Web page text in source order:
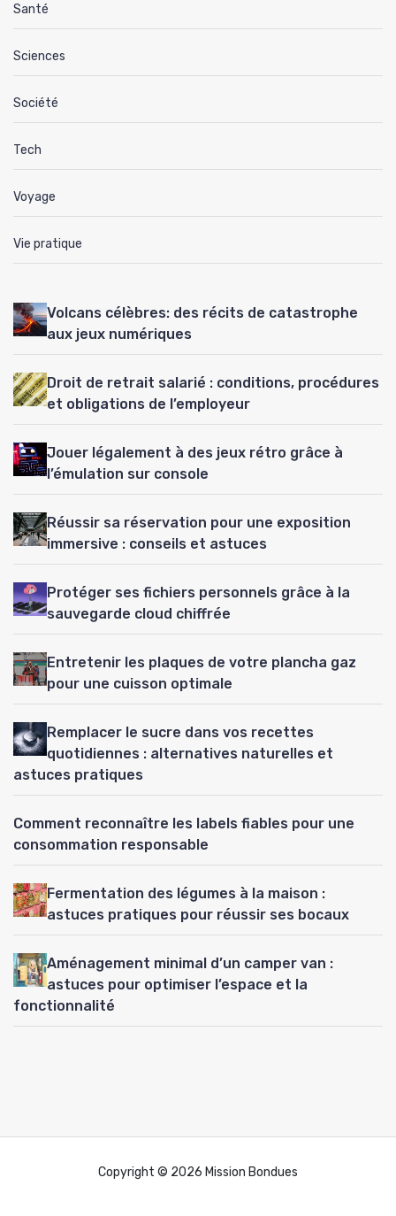
Santé
Sciences
Société
Tech
Voyage
Vie pratique
Volcans célèbres: des récits de catastrophe
aux jeux numériques
Droit de retrait salarié : conditions, procédures
et obligations de l’employeur
Jouer légalement à des jeux rétro grâce à
l’émulation sur console
Réussir sa réservation pour une exposition
immersive : conseils et astuces
Protéger ses fichiers personnels grâce à la
sauvegarde cloud chiffrée
Entretenir les plaques de votre plancha gaz
pour une cuisson optimale
Remplacer le sucre dans vos recettes
quotidiennes : alternatives naturelles et
astuces pratiques
Comment reconnaître les labels fiables pour une
consommation responsable
Fermentation des légumes à la maison :
astuces pratiques pour réussir ses bocaux
Aménagement minimal d’un camper van :
astuces pour optimiser l’espace et la
fonctionnalité
Copyright © 2026 Mission Bondues